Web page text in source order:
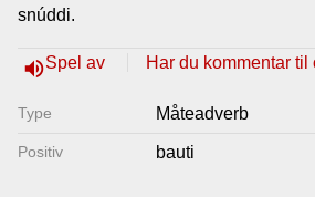
snúddi.
volume_upSpel av Har du kommentar til
Type Måteadverb
Positiv bauti
Lenkjer
Kontakt
oss